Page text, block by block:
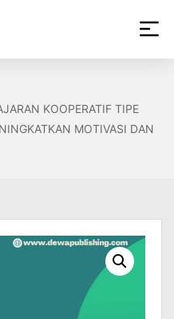
KOOPERATIF TIPE
MOTIVASI DAN